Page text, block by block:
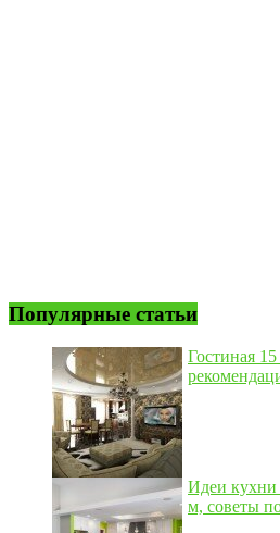
Популярные статьи
Гостиная
Идеи кухни
м, советы